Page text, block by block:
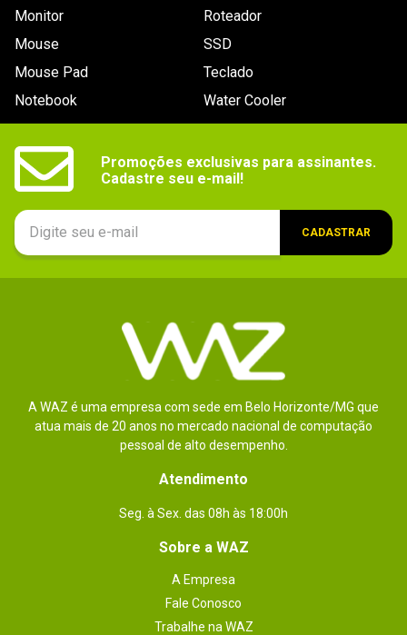
Dimensões
Outras
informações
Durabilidade: 1.200TBW.
Monitor
Mouse
Mouse Pad
Notebook
Roteador
SSD
Teclado
Water Cooler
Promoções exclusivas para assinantes.
Cadastre seu e-mail!
CADASTRAR
A WAZ é uma empresa com sede em Belo Horizonte/MG que
atua mais de 20 anos no mercado nacional de computação
pessoal de alto desempenho.
Atendimento
Seg. à Sex. das 08h às 18:00h
Sobre a WAZ
A Empresa
Fale Conosco
Trabalhe na WAZ